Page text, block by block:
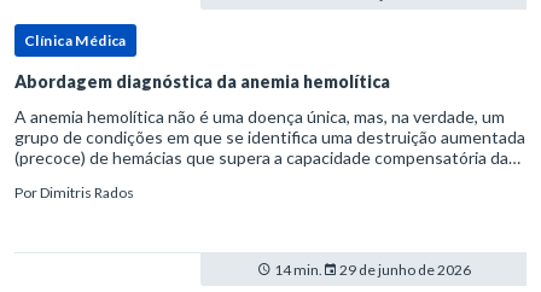
Clínica Médica
Abordagem diagnóstica da anemia hemolítica
A anemia hemolítica não é uma doença única, mas, na verdade, um
grupo de condições em que se identifica uma destruição aumentada
(precoce) de hemácias que supera a capacidade compensatória da
PorDimitris Rados
14 min. 29 de junho de 2026